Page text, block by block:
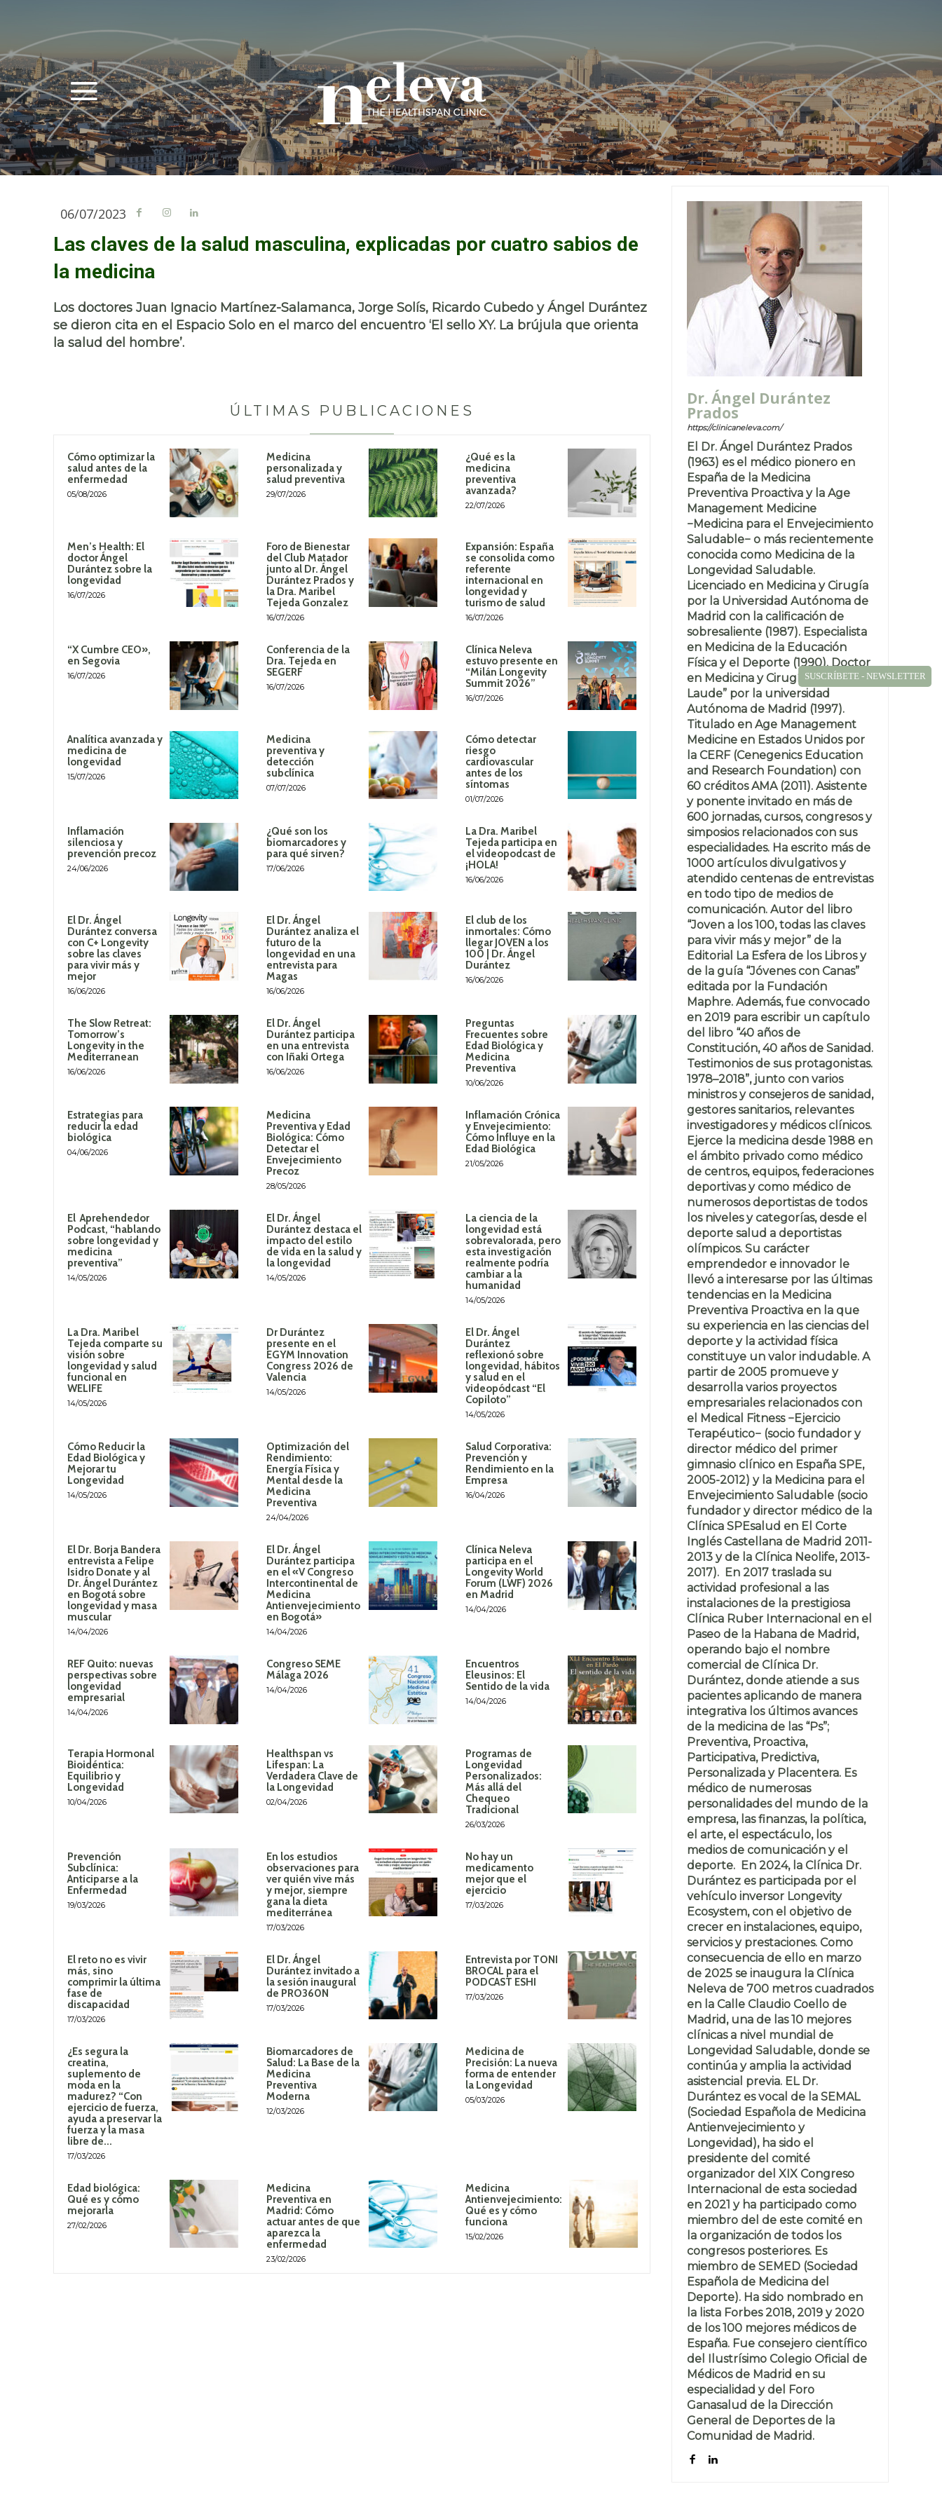
06/07/2023
Las claves de la salud masculina, explicadas por cuatro sabios de
la medicina
Los doctores Juan Ignacio Martínez-Salamanca, Jorge Solís, Ricardo Cubedo y Ángel Durántez
se dieron cita en el Espacio Solo en el marco del encuentro ‘El sello XY. La brújula que orienta
la salud del hombre’.
ÚLTIMAS PUBLICACIONES
Cómo optimizar la
salud antes de la
enfermedad
05/08/2026
Medicina
personalizada y
salud preventiva
29/07/2026
¿Qué es la
medicina
preventiva
avanzada?
22/07/2026
Men’s Health: El
doctor Ángel
Durántez sobre la
longevidad
16/07/2026
Foro de Bienestar
del Club Matador
junto al Dr. Ángel
Durántez Prados y
la Dra. Maribel
Tejeda Gonzalez
16/07/2026
Expansión: España
se consolida como
referente
internacional en
longevidad y
turismo de salud
16/07/2026
“X Cumbre CEO»,
en Segovia
16/07/2026
Conferencia de la
Dra. Tejeda en
SEGERF
16/07/2026
Clínica Neleva
estuvo presente en
“Milán Longevity
Summit 2026”
16/07/2026
Analítica avanzada y
medicina de
longevidad
15/07/2026
Medicina
preventiva y
detección
subclínica
07/07/2026
Cómo detectar
riesgo
cardiovascular
antes de los
síntomas
01/07/2026
Inflamación
silenciosa y
prevención precoz
24/06/2026
¿Qué son los
biomarcadores y
para qué sirven?
17/06/2026
La Dra. Maribel
Tejeda participa en
el videopodcast de
¡HOLA!
16/06/2026
El Dr. Ángel
Durántez conversa
con C+ Longevity
sobre las claves
para vivir más y
mejor
16/06/2026
El Dr. Ángel
Durántez analiza el
futuro de la
longevidad en una
entrevista para
Magas
16/06/2026
El club de los
inmortales: Cómo
llegar JOVEN a los
100 | Dr. Ángel
Durántez
16/06/2026
The Slow Retreat:
Tomorrow’s
Longevity in the
Mediterranean
16/06/2026
El Dr. Ángel
Durántez participa
en una entrevista
con Iñaki Ortega
16/06/2026
Preguntas
Frecuentes sobre
Edad Biológica y
Medicina
Preventiva
10/06/2026
Estrategias para
reducir la edad
biológica
04/06/2026
Medicina
Preventiva y Edad
Biológica: Cómo
Detectar el
Envejecimiento
Precoz
28/05/2026
Inflamación Crónica
y Envejecimiento:
Cómo Influye en la
Edad Biológica
21/05/2026
El Aprehendedor
Podcast, “hablando
sobre longevidad y
medicina
preventiva”
14/05/2026
El Dr. Ángel
Durántez destaca el
impacto del estilo
de vida en la salud y
la longevidad
14/05/2026
La ciencia de la
longevidad está
sobrevalorada, pero
esta investigación
realmente podría
cambiar a la
humanidad
14/05/2026
La Dra. Maribel
Tejeda comparte su
visión sobre
longevidad y salud
funcional en
WELIFE
14/05/2026
Dr Durántez
presente en el
EGYM Innovation
Congress 2026 de
Valencia
14/05/2026
El Dr. Ángel
Durántez
reflexionó sobre
longevidad, hábitos
y salud en el
videopódcast “El
Copiloto”
14/05/2026
Cómo Reducir la
Edad Biológica y
Mejorar tu
Longevidad
14/05/2026
Optimización del
Rendimiento:
Energía Física y
Mental desde la
Medicina
Preventiva
24/04/2026
Salud Corporativa:
Prevención y
Rendimiento en la
Empresa
16/04/2026
El Dr. Borja Bandera
entrevista a Felipe
Isidro Donate y al
Dr. Ángel Durántez
en Bogotá sobre
longevidad y masa
muscular
14/04/2026
El Dr. Ángel
Durántez participa
en el «V Congreso
Intercontinental de
Medicina
Antienvejecimiento
en Bogotá»
14/04/2026
Clínica Neleva
participa en el
Longevity World
Forum (LWF) 2026
en Madrid
14/04/2026
REF Quito: nuevas
perspectivas sobre
longevidad
empresarial
14/04/2026
Congreso SEME
Málaga 2026
14/04/2026
Encuentros
Eleusinos: El
Sentido de la vida
14/04/2026
Terapia Hormonal
Bioidéntica:
Equilibrio y
Longevidad
10/04/2026
Healthspan vs
Lifespan: La
Verdadera Clave de
la Longevidad
02/04/2026
Programas de
Longevidad
Personalizados:
Más allá del
Chequeo
Tradicional
26/03/2026
Prevención
Subclínica:
Anticiparse a la
Enfermedad
19/03/2026
En los estudios
observaciones para
ver quién vive más
y mejor, siempre
gana la dieta
mediterránea
17/03/2026
No hay un
medicamento
mejor que el
ejercicio
17/03/2026
El reto no es vivir
más, sino
comprimir la última
fase de
discapacidad
17/03/2026
El Dr. Ángel
Durántez invitado a
la sesión inaugural
de PRO360N
17/03/2026
Entrevista por TONI
BROCAL para el
PODCAST ESHI
17/03/2026
¿Es segura la
creatina,
suplemento de
moda en la
madurez? “Con
ejercicio de fuerza,
ayuda a preservar la
fuerza y la masa
libre de...
17/03/2026
Biomarcadores de
Salud: La Base de la
Medicina
Preventiva
Moderna
12/03/2026
Medicina de
Precisión: La nueva
forma de entender
la Longevidad
05/03/2026
Edad biológica:
Qué es y cómo
mejorarla
27/02/2026
Medicina
Preventiva en
Madrid: Cómo
actuar antes de que
aparezca la
enfermedad
23/02/2026
Medicina
Antienvejecimiento:
Qué es y cómo
funciona
15/02/2026
Dr. Ángel Durántez
Prados
https://clinicaneleva.com/
El Dr. Ángel Durántez Prados
(1963) es el médico pionero en
España de la Medicina
Preventiva Proactiva y la Age
Management Medicine
−Medicina para el Envejecimiento
Saludable− o más recientemente
conocida como Medicina de la
Longevidad Saludable.
Licenciado en Medicina y Cirugía
por la Universidad Autónoma de
Madrid con la calificación de
sobresaliente (1987). Especialista
en Medicina de la Educación
Física y el Deporte (1990). Doctor
en Medicina y Cirugía “Cum
Laude” por la universidad
Autónoma de Madrid (1997).
Titulado en Age Management
Medicine en Estados Unidos por
la CERF (Cenegenics Education
and Research Foundation) con
60 créditos AMA (2011). Asistente
y ponente invitado en más de
600 jornadas, cursos, congresos y
simposios relacionados con sus
especialidades. Ha escrito más de
1000 artículos divulgativos y
atendido centenas de entrevistas
en todo tipo de medios de
comunicación. Autor del libro
“Joven a los 100, todas las claves
para vivir más y mejor” de la
Editorial La Esfera de los Libros y
de la guía “Jóvenes con Canas”
editada por la Fundación
Maphre. Además, fue convocado
en 2019 para escribir un capítulo
del libro “40 años de
Constitución, 40 años de Sanidad.
Testimonios de sus protagonistas.
1978–2018”, junto con varios
ministros y consejeros de sanidad,
gestores sanitarios, relevantes
investigadores y médicos clínicos.
Ejerce la medicina desde 1988 en
el ámbito privado como médico
de centros, equipos, federaciones
deportivas y como médico de
numerosos deportistas de todos
los niveles y categorías, desde el
deporte salud a deportistas
olímpicos. Su carácter
emprendedor e innovador le
llevó a interesarse por las últimas
tendencias en la Medicina
Preventiva Proactiva en la que
su experiencia en las ciencias del
deporte y la actividad física
constituye un valor indudable. A
partir de 2005 promueve y
desarrolla varios proyectos
empresariales relacionados con
el Medical Fitness −Ejercicio
Terapéutico− (socio fundador y
director médico del primer
gimnasio clínico en España SPE,
2005-2012) y la Medicina para el
Envejecimiento Saludable (socio
fundador y director médico de la
Clínica SPEsalud en El Corte
Inglés Castellana de Madrid 2011-
2013 y de la Clínica Neolife, 2013-
2017). En 2017 traslada su
actividad profesional a las
instalaciones de la prestigiosa
Clínica Ruber Internacional en el
Paseo de la Habana de Madrid,
operando bajo el nombre
comercial de Clínica Dr.
Durántez, donde atiende a sus
pacientes aplicando de manera
integrativa los últimos avances
de la medicina de las “Ps”;
Preventiva, Proactiva,
Participativa, Predictiva,
Personalizada y Placentera. Es
médico de numerosas
personalidades del mundo de la
empresa, las finanzas, la política,
el arte, el espectáculo, los
medios de comunicación y el
deporte. En 2024, la Clínica Dr.
Durántez es participada por el
vehículo inversor Longevity
Ecosystem, con el objetivo de
crecer en instalaciones, equipo,
servicios y prestaciones. Como
consecuencia de ello en marzo
de 2025 se inaugura la Clínica
Neleva de 700 metros cuadrados
en la Calle Claudio Coello de
Madrid, una de las 10 mejores
clínicas a nivel mundial de
Longevidad Saludable, donde se
continúa y amplia la actividad
asistencial previa. EL Dr.
Durántez es vocal de la SEMAL
(Sociedad Española de Medicina
Antienvejecimiento y
Longevidad), ha sido el
presidente del comité
organizador del XIX Congreso
Internacional de esta sociedad
en 2021 y ha participado como
miembro del de este comité en
la organización de todos los
congresos posteriores. Es
miembro de SEMED (Sociedad
Española de Medicina del
Deporte). Ha sido nombrado en
la lista Forbes 2018, 2019 y 2020
de los 100 mejores médicos de
España. Fue consejero científico
del Ilustrísimo Colegio Oficial de
Médicos de Madrid en su
especialidad y del Foro
Ganasalud de la Dirección
General de Deportes de la
Comunidad de Madrid.
SUSCRÍBETE - NEWSLETTER